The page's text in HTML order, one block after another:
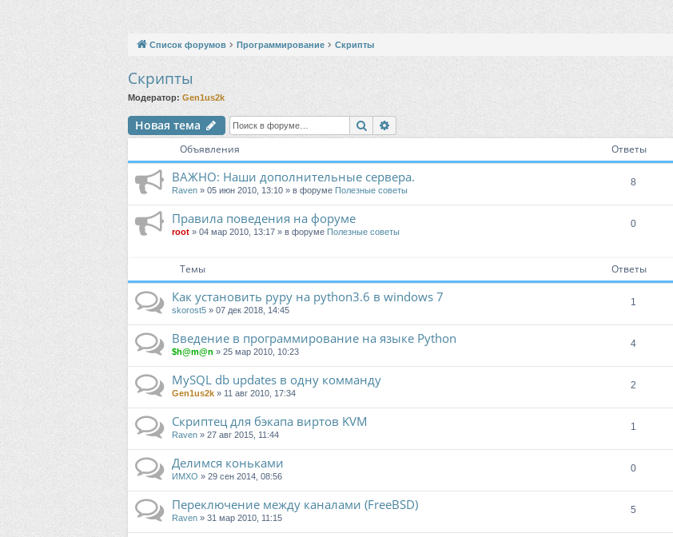
Список форумов Программирование Скрипты
Скрипты
Модератор: Gen1us2k
Новая тема Поиск
Объявления Ответы
ВАЖНО: Наши дополнительные сервера.
Raven » 05 июн 2010, 13:10 » в форуме Полезные советы
8
Правила поведения на форуме
root » 04 мар 2010, 13:17 » в форуме Полезные советы
0
Темы Ответы
Как установить pypy на python3.6 в windows 7
skorost5 » 07 дек 2018, 14:45
1
Введение в программирование на языке Python
$h@m@n » 25 мар 2010, 10:23
4
MySQL db updates в одну комманду
Gen1us2k » 11 авг 2010, 17:34
2
Скриптец для бэкапа виртов KVM
Raven » 27 авг 2015, 11:44
1
Делимся коньками
ИМХО » 29 сен 2014, 08:56
0
Переключение между каналами (FreeBSD)
Raven » 31 мар 2010, 11:15
5